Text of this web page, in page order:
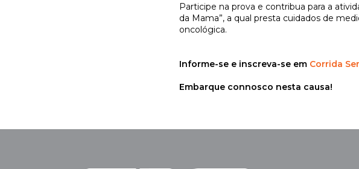
Participe na prova e contribua para a
da Mama”, a qual presta cuidados de
oncológica.
Informe-se e inscreva-se em Corrida
Embarque connosco nesta causa!